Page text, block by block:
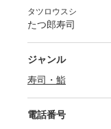
タツロウスシ
たつ郎寿司
ジャンル
寿司・鮨
電話番号